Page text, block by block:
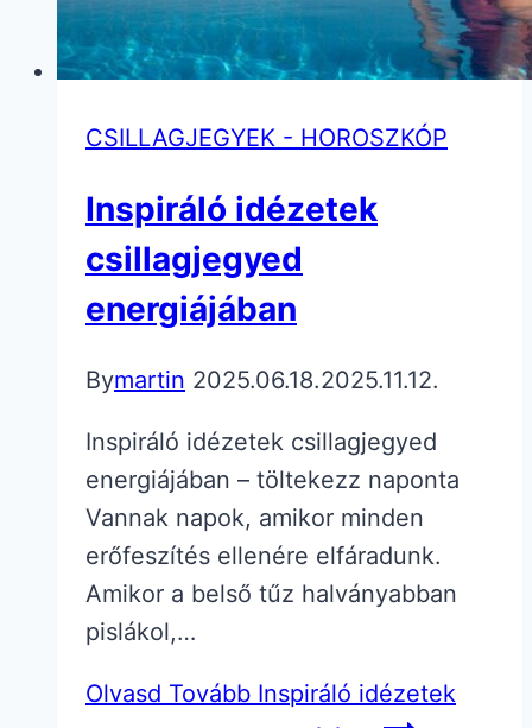
CSILLAGJEGYEK - HOROSZKÓP
Inspiráló idézetek
csillagjegyed
energiájában
Bymartin 2025.06.18.2025.11.12.
Inspiráló idézetek csillagjegyed
energiájában – töltekezz naponta
Vannak napok, amikor minden
erőfeszítés ellenére elfáradunk.
Amikor a belső tűz halványabban
pislákol,…
Olvasd Tovább Inspiráló idézetek